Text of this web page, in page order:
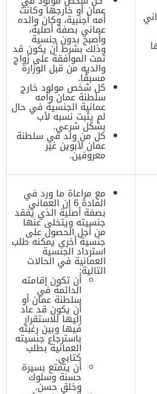
عمان أو خارجها وكانت
أمه أجنبية، وكان والده
عماني بصفة أصلية،
وأصبح بدون جنسية
وذلك بشرط أن يكون قد
تمت الموافقة على زواج
والديه من قبل الوزارة
مسبقًا.
كل شخص مولود خارج
سلطنة عمان وأمه
عمانية الجنسية في حال
لم يثبت نسبه لأب
بشكل شرعي.
كل من ولد في سلطنة
عمان لأبوين غير
معروفين.
مع مراعاة ما ورد في
المادة 6 إن العماني
بصفة أصلية الذي يفقد
جنسيته ويتخلى عنها
من أجل الحصول على
جنسية أخرى يمكنه طلب
استرداد الجنسية
العمانية في الحالات
التالية:
أن تكون إقامته
الدائمة في
سلطنة عمان أو
أن يكون قد عاد
إليها للاستقرار
فيها وبين رغبته
باسترجاع جنسيته
العمانية بطلب
كتابي.
أن يتمتع بسيرة
حسنة وسلوك
وخلق حسن.